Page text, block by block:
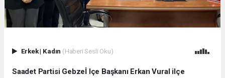
Erkek| Kadın (Haberi Sesli Oku)
Saadet Partisi Gebzeİ lçe Başkanı Erkan Vural ilçe